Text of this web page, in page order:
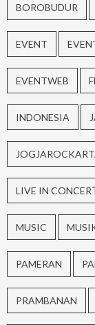
BOROBUDUR
EVENT
EVENTWEB
INDONESIA
LIVE IN
MUSIC
PAMERAN
PRAMBANAN